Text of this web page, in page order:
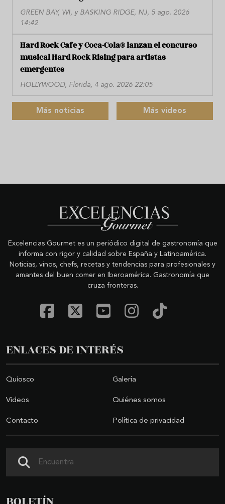
GREEN BAY, WI, y BASKING RIDGE, NJ, 5 ago. 2026
14:42
Hard Rock Cafe y Coca-Cola® lanzan el concurso
musical Hard Rock Rising para artistas
emergentes
HOLLYWOOD, Florida, 4 ago. 2026 22:05
Más noticias Más videos
Excelencias Gourmet es un periódico digital de gastronomía que
informa con rigor y calidad sobre España y Latinoamérica.
Noticias, vinos, chefs, recetas y tendencias para profesionales y
amantes del buen comer en Iberoamérica. Gastronomía que
cruza fronteras.
ENLACES DE INTERÉS
Quiosco Galería
Videos Quiénes somos
Contacto Política de privacidad